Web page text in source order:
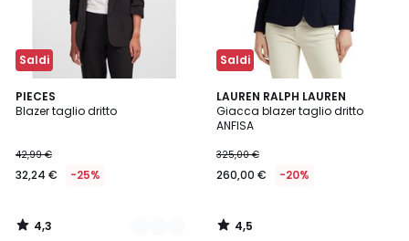
Saldi
PIECES
Blazer taglio dritto
42,99 €
32,24 € -25%
4,3
/ 5
2
Colori
4,3
/
Saldi
LAUREN RALPH LAUREN
Giacca blazer taglio dritto
ANFISA
325,00 €
260,00 € -20%
4,5
/ 5
4,5
/